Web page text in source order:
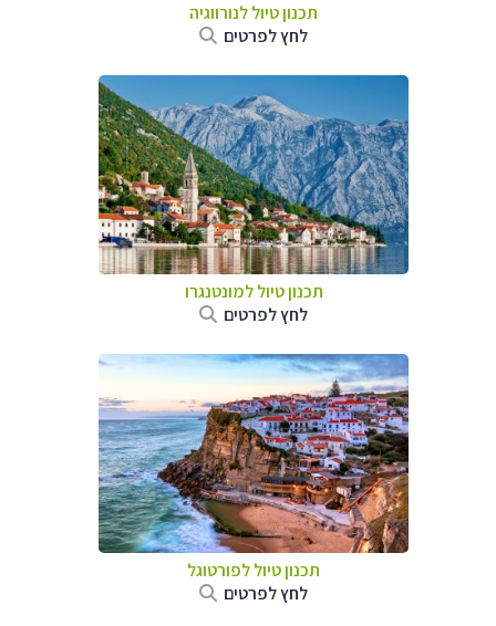
תכנון טיול לנורווגיה
לחץ לפרטים
תכנון טיול למונטנגרו
לחץ לפרטים
תכנון טיול לפורטוגל
לחץ לפרטים